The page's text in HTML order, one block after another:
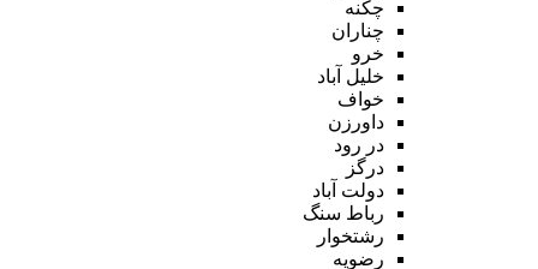
چکنه
چناران
خرو
خلیل آباد
خواف
داورزن
در رود
درگز
دولت آباد
رباط سنگ
رشتخوار
رضویه